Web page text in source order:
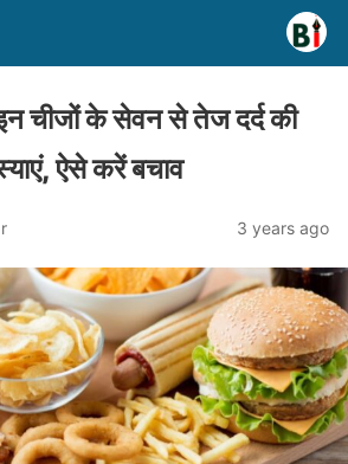
चीजों के सेवन से तेज दर्द की
ऐसे करें बचाव
3 years ago